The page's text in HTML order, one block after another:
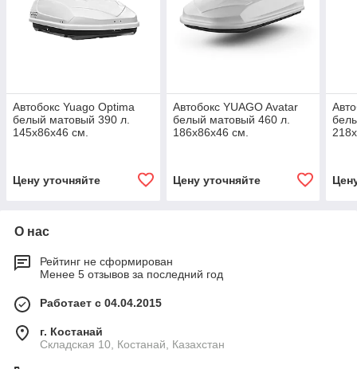
Автобокс Yuago Optima
белый матовый 390 л.
145х86х46 см.
Цену уточняйте
Автобокс YUAGO Avatar
белый матовый 460 л.
186х86х46 см.
Цену уточняйте
О нас
Рейтинг не сформирован
Менее 5 отзывов за последний год
Работает с 04.04.2015
г. Костанай
Складская 10, Костанай, Казахстан